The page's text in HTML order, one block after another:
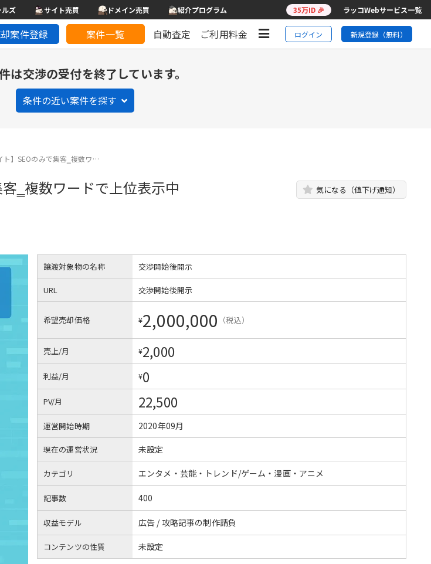
ルズ サイト売買 ドメイン売買 紹介プログラム 35万ID 🎉 ラッコWebサービス一覧
案件登録 案件一覧 自動査定 ご利用料金 ログイン 新規登録（無料）
は交渉の受付を終了しています。
条件の近い案件を探す
ト】SEOのみで集客‗複数ワ…
‗複数ワードで上位表示中 気になる（値下げ通知）
譲渡対象物の名称 交渉開始後開示
URL 交渉開始後開示
希望売却価格 ¥2,000,000 （税込）
売上/月 ¥2,000
利益/月 ¥0
PV/月 22,500
運営開始時期 2020年09月
現在の運営状況 未設定
カテゴリ エンタメ・芸能・トレンド/ゲーム・漫画・アニメ
記事数 400
収益モデル 広告 / 攻略記事の制作請負
コンテンツの性質 未設定